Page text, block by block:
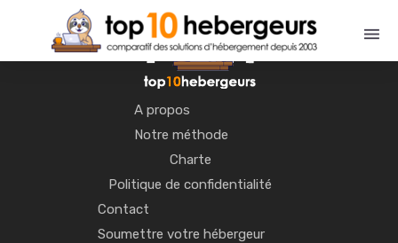
A propos
Notre méthode
Charte
Politique de confidentialité
Contact
Soumettre votre hébergeur